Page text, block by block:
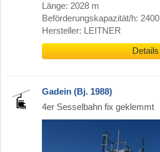
Länge: 2028 m
Beförderungskapazität/h: 2400
Hersteller: LEITNER
Details
Gadein (Bj. 1988)
4er Sesselbahn fix geklemmt